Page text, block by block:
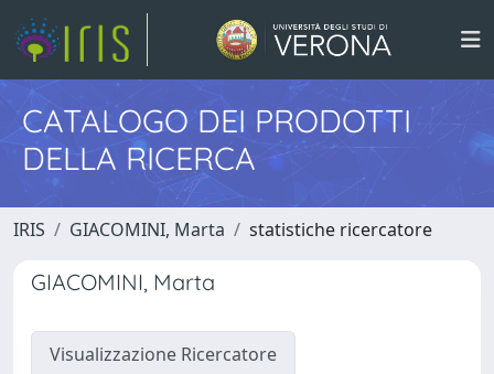
CATALOGO DEI PRODOTTI
DELLA RICERCA
IRIS GIACOMINI, Marta statistiche ricercatore
GIACOMINI, Marta
Visualizzazione Ricercatore